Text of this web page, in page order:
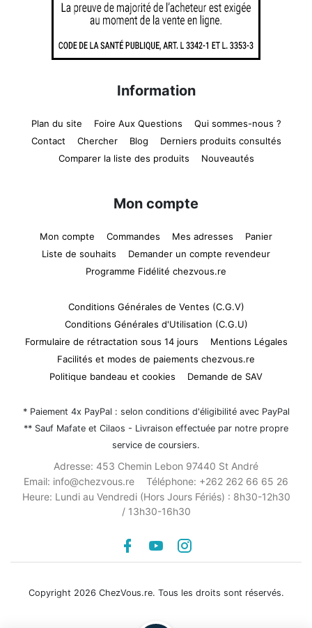
Information
Plan du site Foire Aux Questions
Qui sommes-nous ?
Contact
Chercher Blog
Derniers produits consultés
Comparer la liste des produits
Nouveautés
Mon compte
Mon compte Commandes Mes adresses
Panier
Liste de souhaits
Demander un compte revendeur
Programme Fidélité chezvous.re
Conditions Générales de Ventes (C.G.V)
Conditions Générales d'Utilisation (C.G.U)
Formulaire de rétractation sous 14 jours
Mentions Légales
Facilités et modes de paiements chezvous.re
Politique bandeau et cookies
Demande de SAV
* Paiement 4x PayPal : selon conditions d'éligibilité avec PayPal
** Sauf Mafate et Cilaos - Livraison effectuée par notre propre
service de coursiers.
Adresse: 453 Chemin Lebon 97440 St André
Email: info@chezvous.re Téléphone: +262 262 66 65 26
Heure: Lundi au Vendredi (Hors Jours Fériés) : 8h30-12h30
/ 13h30-16h30
Facebook
youtube
instagram
Copyright 2026 ChezVous.re. Tous les droits sont réservés.